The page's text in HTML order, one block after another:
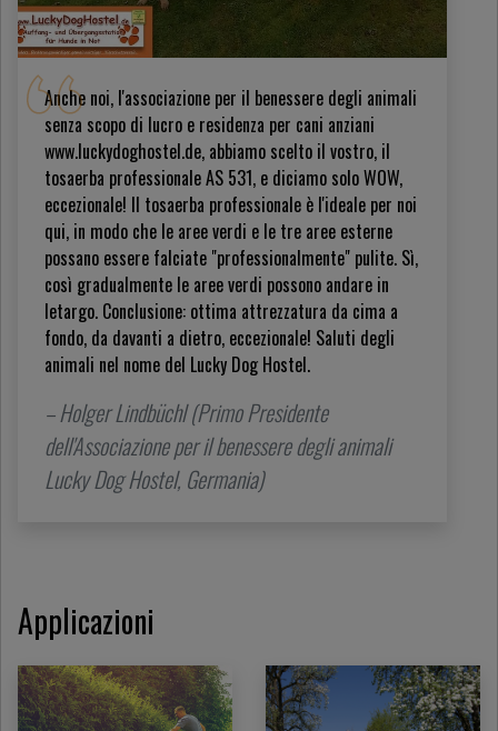
Anche noi, l'associazione per il benessere degli animali
senza scopo di lucro e residenza per cani anziani
www.luckydoghostel.de, abbiamo scelto il vostro, il
tosaerba professionale AS 531, e diciamo solo WOW,
eccezionale! Il tosaerba professionale è l'ideale per noi
qui, in modo che le aree verdi e le tre aree esterne
possano essere falciate "professionalmente" pulite. Sì,
così gradualmente le aree verdi possono andare in
letargo. Conclusione: ottima attrezzatura da cima a
fondo, da davanti a dietro, eccezionale! Saluti degli
animali nel nome del Lucky Dog Hostel.
– Holger Lindbüchl (Primo Presidente
dell'Associazione per il benessere degli animali
Lucky Dog Hostel, Germania)
Applicazioni